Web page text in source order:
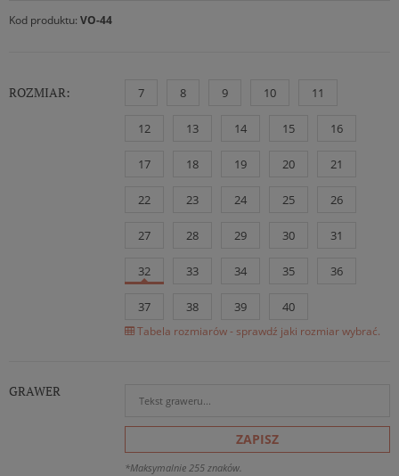
Kod produktu: VO-44
ROZMIAR: 7 8 9 10 11
12 13 14 15 16
17 18 19 20 21
22 23 24 25 26
27 28 29 30 31
32 33 34 35 36
37 38 39 40
Tabela rozmiarów - sprawdź jaki rozmiar wybrać.
GRAWER
ZAPISZ
*Maksymalnie 255 znaków.